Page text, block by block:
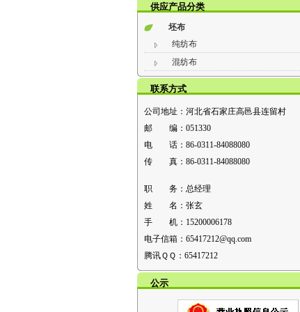
供应产品分类
坯布
纯纺布
混纺布
联系方式
公司地址： 河北省石家庄高邑县连留村
邮 编： 051330
电 话： 86-0311-84088080
传 真： 86-0311-84088080
职 务： 总经理
姓 名： 张玄
手 机： 15200006178
电子信箱： 65417212@qq.com
腾讯ＱＱ： 65417212
公示